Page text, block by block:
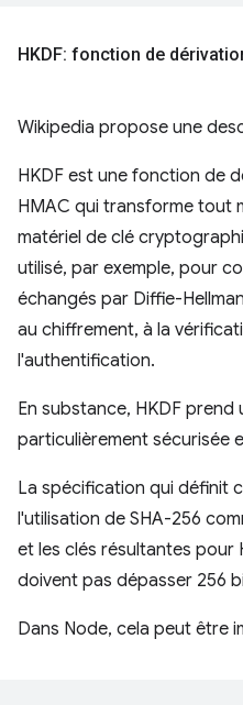
HKDF: fonction de
Wikipedia propose une
HKDF est une fonction de
HMAC qui transforme tout
matériel de clé
utilisé, par exemple, pour
échangés par Diffie-
au chiffrement, à la
l'authentification.
En substance, HKDF
particulièrement sécurisée
La spécification qui définit
l'utilisation de SHA-256
et les clés résultantes pour
doivent pas dépasser 256
Dans Node, cela peut être